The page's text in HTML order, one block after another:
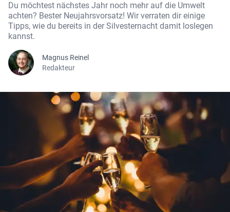
Über uns
Suche
Du möchtest nächstes Jahr noch mehr auf die Umwelt
achten? Bester Neujahrsvorsatz! Wir verraten dir einige
Tipps, wie du bereits in der Silvesternacht damit loslegen
kannst.
Magnus Reinel
Redakteur